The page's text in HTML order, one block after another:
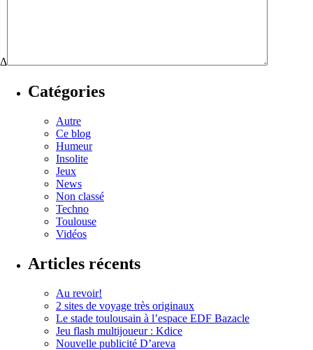
Δ
Catégories
Autre
Ce blog
Humeur
Insolite
Jeux
News
Non classé
Techno
Toulouse
Vidéos
Articles récents
Au revoir!
2 sites de voyage très originaux
Le stade toulousain à l’espace EDF Bazacle
Jeu flash multijoueur : Kdice
Nouvelle publicité D’areva